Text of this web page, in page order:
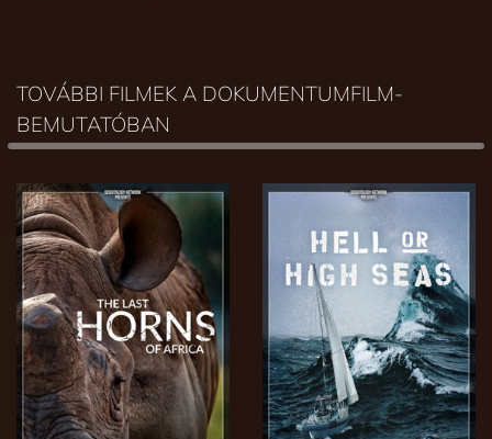
TOVÁBBI FILMEK A DOKUMENTUMFILM-
BEMUTATÓBAN